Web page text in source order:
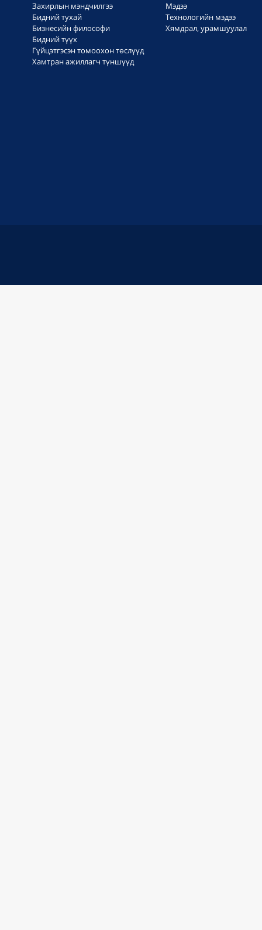
Захирлын мэндчилгээ
Бидний тухай
Бизнесийн философи
Бидний түүх
Гүйцэтгэсэн томоохон төслүүд
Хамтран ажиллагч түншүүд
Мэдээ
Технологийн мэдээ
Хямдрал, урамшуулал